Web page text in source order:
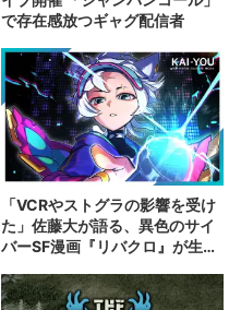
で存在感放つギャグ配信者
「VCRやストグラの影響を受け
た」佐藤大が語る、異色のサイ
バーSF漫画『リバクロ』が生ま